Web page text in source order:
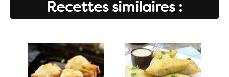
Recettes similaires :